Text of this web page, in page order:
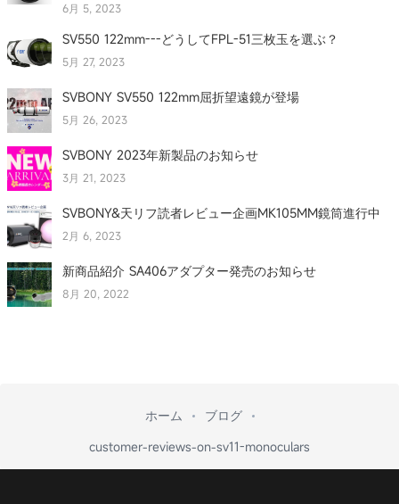
6月 5, 2023
SV550 122mm---どうしてFPL-51三枚玉を選ぶ？
5月 27, 2023
SVBONY SV550 122mm屈折望遠鏡が登場
5月 26, 2023
SVBONY 2023年新製品のお知らせ
3月 21, 2023
SVBONY&天リフ読者レビュー企画MK105MM鏡筒進行中
2月 6, 2023
新商品紹介 SA406アダプター発売のお知らせ
8月 20, 2022
ホーム
ブログ
customer-reviews-on-sv11-monoculars